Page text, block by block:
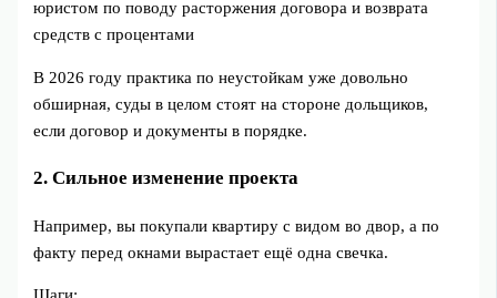
юристом по поводу расторжения договора и возврата
средств с процентами
В 2026 году практика по неустойкам уже довольно
обширная, суды в целом стоят на стороне дольщиков,
если договор и документы в порядке.
2. Сильное изменение проекта
Например, вы покупали квартиру с видом во двор, а по
факту перед окнами вырастает ещё одна свечка.